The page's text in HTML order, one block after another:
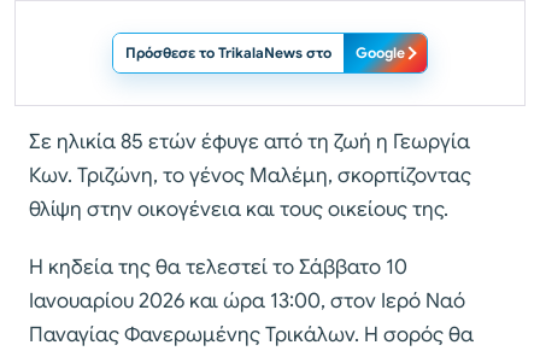
Πρόσθεσε το TrikalaNews στο Google
Σε ηλικία 85 ετών έφυγε από τη ζωή η Γεωργία
Κων. Τριζώνη, το γένος Μαλέμη, σκορπίζοντας
θλίψη στην οικογένεια και τους οικείους της.
Η κηδεία της θα τελεστεί το Σάββατο 10
Ιανουαρίου 2026 και ώρα 13:00, στον Ιερό Ναό
Παναγίας Φανερωμένης Τρικάλων. Η σορός θα